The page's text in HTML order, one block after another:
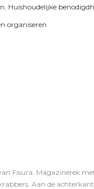
, Huishoudelijke
organiseren
Fisura. Magazinerek
Aan de